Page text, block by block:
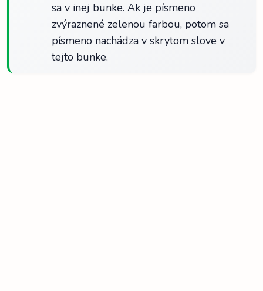
sa v inej bunke. Ak je písmeno
zvýraznené zelenou farbou, potom sa
písmeno nachádza v skrytom slove v
tejto bunke.